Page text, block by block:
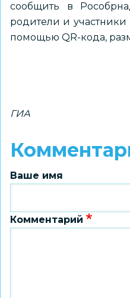
сообщить в
родители и участники
помощью QR-кода,
ГИА
Ваше имя
Комментарий